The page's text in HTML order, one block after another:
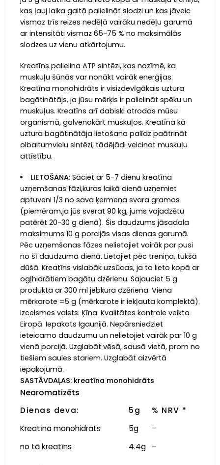
kas ļauj laika gaitā palielināt slodzi un kas jāveic
vismaz trīs reizes nedēļā vairāku nedēļu garumā
ar intensitāti vismaz 65-75 % no maksimālās
slodzes uz vienu atkārtojumu.
Kreatīns palielina ATP sintēzi, kas nozīmē, ka
muskuļu šūnās var nonākt vairāk enerģijas.
Kreatīna monohidrāts ir visizdevīgākais uztura
bagātinātājs, ja jūsu mērķis ir palielināt spēku un
muskuļus. Kreatīns arī dabiski atrodas mūsu
organismā, galvenokārt muskuļos. Kreatīna kā
uztura bagātinātāja lietošana palīdz paātrināt
olbaltumvielu sintēzi, tādējādi veicinot muskuļu
attīstību.
LIETOŠANA:Sāciet ar 5-7 dienu kreatīna
uzņemšanas fāzi,kuras laikā dienā uzņemiet
aptuveni 1/3 no sava ķermeņa svara gramos
(piemēram,ja jūs sverat 90 kg, jums vajadzētu
patērēt 20-30 g dienā). Šis daudzums jāsadala
maksimums 10 g porcijās visas dienas garumā.
Pēc uzņemšanas fāzes nelietojiet vairāk par pusi
no šī daudzuma dienā. Lietojiet pēc treniņa, tukšā
dūšā. Kreatīns vislabāk uzsūcas, ja to lieto kopā ar
ogļhidrātiem bagātu dzērienu. Sajauciet 5 g
produkta ar 300 ml jebkura dzēriena. Viena
mērkarote =5 g (mērkarote ir iekļauta komplektā).
Izcelsmes valsts: Ķīna. Kvalitātes kontrole veikta
Eiropā. Iepakots Igaunijā. Nepārsniedziet
ieteicamo daudzumu un nelietojiet vairāk par 10 g
vienā porcijā. Uzglabāt vēsā, sausā vietā, prom no
tiešiem saules stariem. Uzglabāt aizvērtā
iepakojumā.
SASTĀVDAĻAS: kreatīna monohidrāts
Nearomatizēts
Dienas deva: 5g
% NRV *
Kreatīna monohidrāts
5g
–
no tā kreatīns
4.4g –